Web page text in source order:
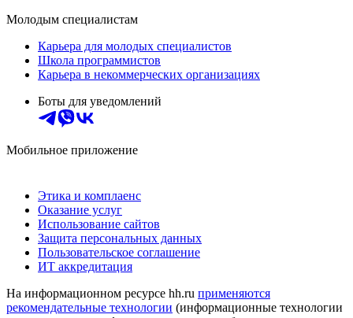
Молодым специалистам
Карьера для молодых специалистов
Школа программистов
Карьера в некоммерческих организациях
Боты для уведомлений
Мобильное приложение
Этика и комплаенс
Оказание услуг
Использование сайтов
Защита персональных данных
Пользовательское соглашение
ИТ аккредитация
На информационном ресурсе hh.ru применяются
рекомендательные технологии (информационные технологии